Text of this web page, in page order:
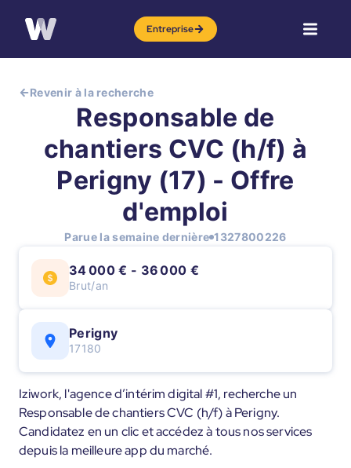
Entreprise
Revenir à la recherche
Responsable de
chantiers CVC (h/f) à
Perigny (17) - Offre
d'emploi
Parue la semaine dernière 1327800226
34 000 € - 36 000 €
Brut/an
Perigny
17180
Iziwork, l'agence d’intérim digital #1, recherche un
Responsable de chantiers CVC (h/f) à Perigny.
Candidatez en un clic et accédez à tous nos services
depuis la meilleure app du marché.